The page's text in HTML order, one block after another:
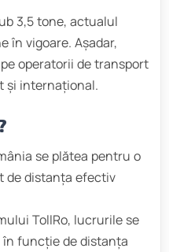
3,5 tone, actualul
în vigoare. Așadar,
operatorii de transport
și internațional.
se plătea pentru o
de distanța efectiv
TollRo, lucrurile se
funcție de distanța